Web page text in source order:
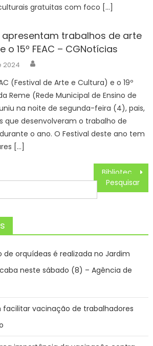
gratuitas com foco […]
apresentam trabalhos de arte
15º FEAC – CGNotícias
2024
(Festival de Arte e Cultura) e o 19º
Reme (Rede Municipal de Ensino de
na noite de segunda-feira (4), pais,
que desenvolveram o trabalho de
o ano. O Festival deste ano tem
[…]
orquídeas é realizada no Jardim
neste sábado (8) – Agência de
facilitar vacinação de trabalhadores